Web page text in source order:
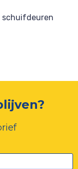
schuifdeuren